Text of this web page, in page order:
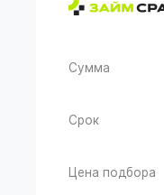
Сумма
Срок
Цена подбора